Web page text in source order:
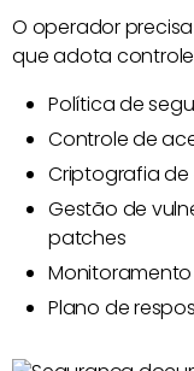
O operador
que adota
Política de
Controle de
Criptografia
Gestão de
patches
Plano de